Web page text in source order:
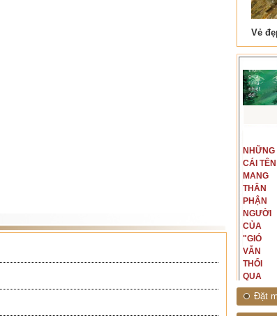
ĐÃ PHẤT
THÁNG
NĂM
NHỮNG
CÁI TÊN
MANG
THÂN
PHẬN
NGƯỜI
CỦA
"GIÓ
VẪN
THỔI
QUA
RỪNG
NHIỆT
Đặt